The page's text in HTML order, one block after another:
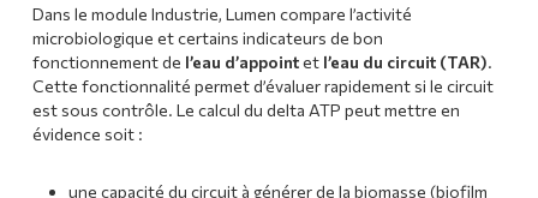
Dans le module Industrie, Lumen compare l’activité
microbiologique et certains indicateurs de bon
fonctionnement de l’eau d’appointet l’eau du circuit (TAR).
Cette fonctionnalité permet d’évaluer rapidement si le circuit
est sous contrôle. Le calcul du delta ATP peut mettre en
évidence soit :
une capacité du circuit à générer de la biomasse (biofilm